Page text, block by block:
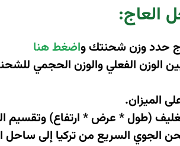
العاج:
حدد وزن شحنتك واضغط هنا
الفعلي والوزن الحجمي للشحنة
الميزان.
(طول * عرض * ارتفاع) وتقسيم